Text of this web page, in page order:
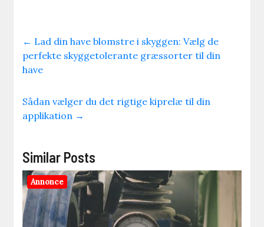
← Lad din have blomstre i skyggen: Vælg de
perfekte skyggetolerante græssorter til din
have
Sådan vælger du det rigtige kiprelæ til din
applikation →
Similar Posts
Annonce